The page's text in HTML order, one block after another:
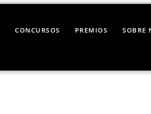
CONCURSOS PREMIOS SOBRE